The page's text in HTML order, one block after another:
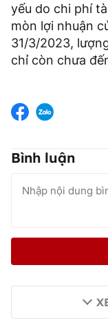
yếu do chi phí
mòn lợi nhuận
31/3/2023,
chỉ còn chưa
Bình luận